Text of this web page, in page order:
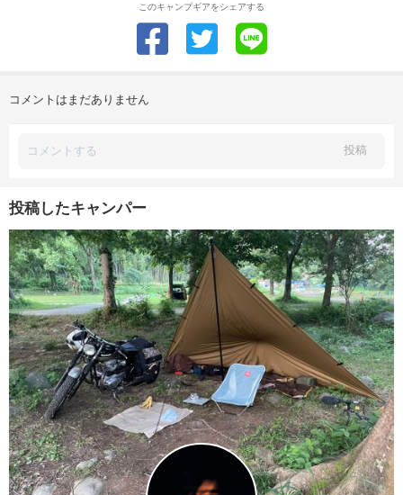
このキャンプギアをシェアする
コメントはまだありません
投稿
投稿したキャンパー